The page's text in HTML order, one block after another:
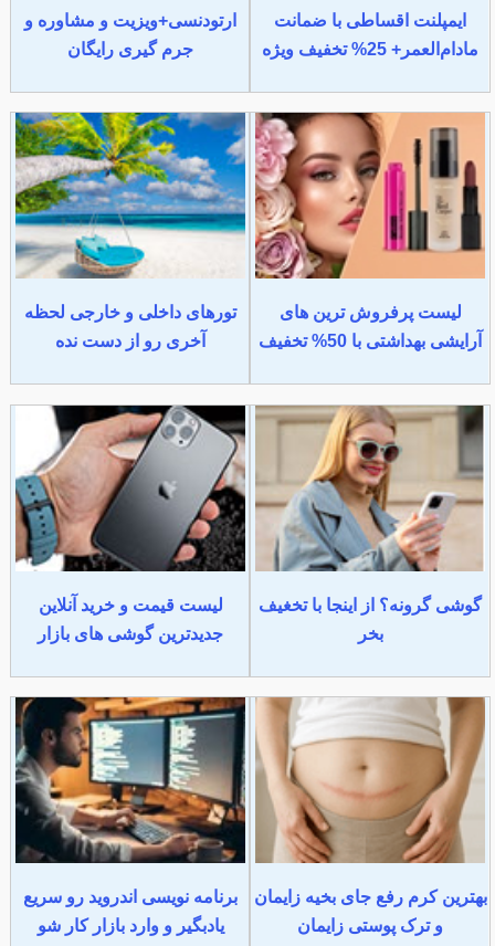
ایمپلنت اقساطی با ضمانت
مادام‌العمر+ 25% تخفیف ویژه
ارتودنسی+ویزیت و مشاوره و
جرم گیری رایگان
لیست پرفروش ترین های
آرایشی بهداشتی با 50% تخفیف
تورهای داخلی و خارجی لحظه
آخری رو از دست نده
گوشی گرونه؟ از اینجا با تخغیف
بخر
لیست قیمت و خرید آنلاین
جدیدترین گوشی های بازار
بهترین کرم رفع جای بخیه زایمان
و ترک پوستی زایمان
برنامه نویسی اندروید رو سریع
یادبگیر و وارد بازار کار شو